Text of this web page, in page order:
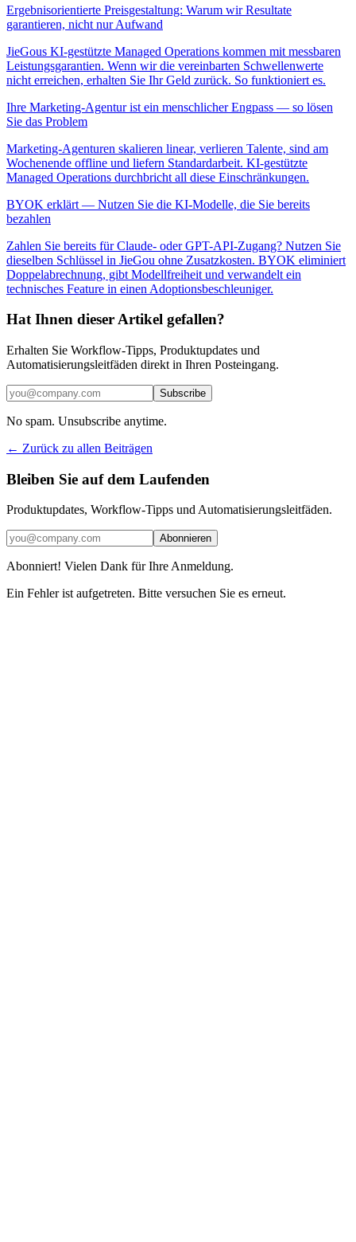
Ergebnisorientierte Preisgestaltung: Warum wir Resultate
garantieren, nicht nur Aufwand
JieGous KI-gestützte Managed Operations kommen mit messbaren
Leistungsgarantien. Wenn wir die vereinbarten Schwellenwerte
nicht erreichen, erhalten Sie Ihr Geld zurück. So funktioniert es.
Ihre Marketing-Agentur ist ein menschlicher Engpass — so lösen
Sie das Problem
Marketing-Agenturen skalieren linear, verlieren Talente, sind am
Wochenende offline und liefern Standardarbeit. KI-gestützte
Managed Operations durchbricht all diese Einschränkungen.
BYOK erklärt — Nutzen Sie die KI-Modelle, die Sie bereits
bezahlen
Zahlen Sie bereits für Claude- oder GPT-API-Zugang? Nutzen Sie
dieselben Schlüssel in JieGou ohne Zusatzkosten. BYOK eliminiert
Doppelabrechnung, gibt Modellfreiheit und verwandelt ein
technisches Feature in einen Adoptionsbeschleuniger.
Hat Ihnen dieser Artikel gefallen?
Erhalten Sie Workflow-Tipps, Produktupdates und
Automatisierungsleitfäden direkt in Ihren Posteingang.
Subscribe
No spam. Unsubscribe anytime.
← Zurück zu allen Beiträgen
Bleiben Sie auf dem Laufenden
Produktupdates, Workflow-Tipps und Automatisierungsleitfäden.
Abonnieren
Abonniert! Vielen Dank für Ihre Anmeldung.
Ein Fehler ist aufgetreten. Bitte versuchen Sie es erneut.